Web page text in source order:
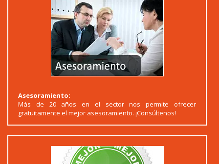
Asesoramiento:
Más de 20 años en el sector nos permite ofrecer
gratuitamente el mejor asesoramiento. ¡Consúltenos!